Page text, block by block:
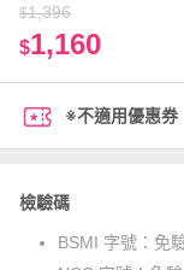
$1,396
$1,160
※不適用優惠券
檢驗碼
BSMI 字號： 免